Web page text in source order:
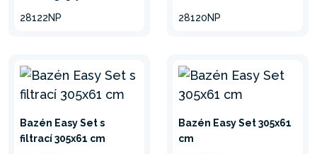
28122NP
28120NP
Bazén Easy Set s
filtrací 305x61 cm
Bazén Easy Set 305x61
cm